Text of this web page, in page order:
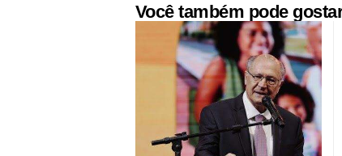
Você também pode